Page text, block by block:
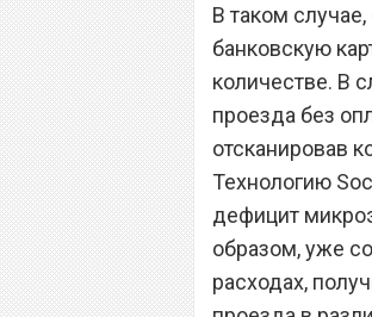
В таком
банковскую
количестве. В
проезда без
отсканировав
Технологию
дефицит
образом, уже
расходах,